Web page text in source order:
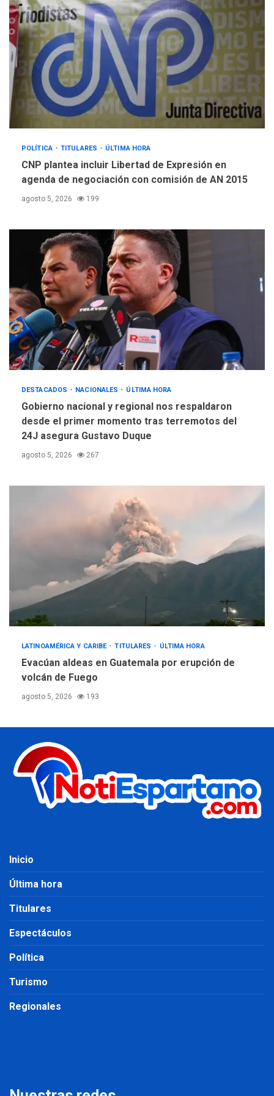
POLÍTICA TITULARES ÚLTIMA HORA
CNP plantea incluir Libertad de Expresión en
agenda de negociación con comisión de AN 2015
agosto 5, 2026 199
DESTACADOS NACIONALES ÚLTIMA HORA
Gobierno nacional y regional nos respaldaron
desde el primer momento tras terremotos del
24J asegura Gustavo Duque
agosto 5, 2026 267
LATINOAMÉRICA Y CARIBE TITULARES ÚLTIMA HORA
Evacúan aldeas en Guatemala por erupción de
volcán de Fuego
agosto 5, 2026 193
Inicio
Última hora
Titulares
Espectáculos
Política
Turismo
Regionales